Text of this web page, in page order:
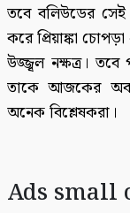
তবে বলিউডের
করে প্রিয়াঙ্কা
উজ্জ্বল নক্ষত্র।
তাকে আজকের
অনেক বিশ্লেষকরা।
Ads small